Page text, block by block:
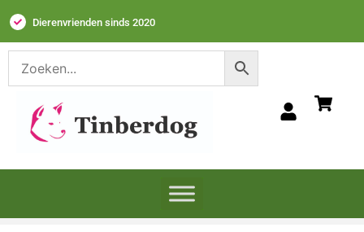
Dierenvrienden sinds 2020